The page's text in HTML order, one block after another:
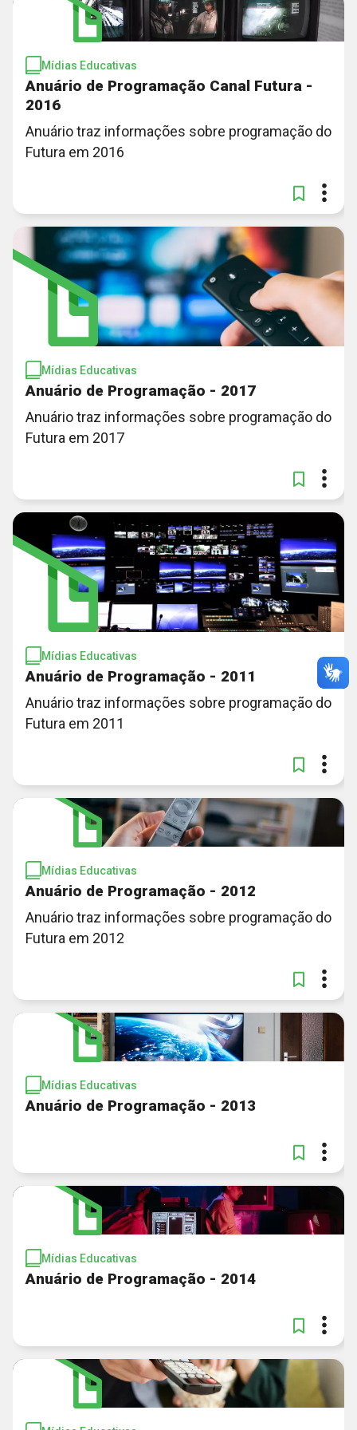
Mídias Educativas
Anuário de Programação Canal Futura -
2016
Anuário traz informações sobre programação do
Futura em 2016
Mídias Educativas
Anuário de Programação - 2017
Anuário traz informações sobre programação do
Futura em 2017
Mídias Educativas
Anuário de Programação - 2011
Anuário traz informações sobre programação do
Futura em 2011
Mídias Educativas
Anuário de Programação - 2012
Anuário traz informações sobre programação do
Futura em 2012
Mídias Educativas
Anuário de Programação - 2013
Mídias Educativas
Anuário de Programação - 2014